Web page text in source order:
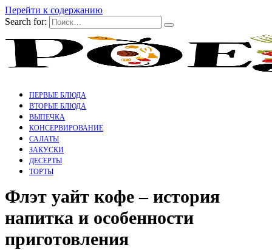
Перейти к содержанию
Search for:
ПЕРВЫЕ БЛЮДА
ВТОРЫЕ БЛЮДА
ВЫПЕЧКА
КОНСЕРВИРОВАНИЕ
САЛАТЫ
ЗАКУСКИ
ДЕСЕРТЫ
ТОРТЫ
Флэт уайт кофе – история
напитка и особенности
приготовления